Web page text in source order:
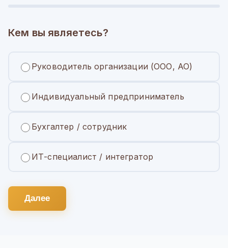
Кем вы являетесь?
Руководитель организации (ООО, АО)
Индивидуальный предприниматель
Бухгалтер / сотрудник
ИТ-специалист / интегратор
Далее